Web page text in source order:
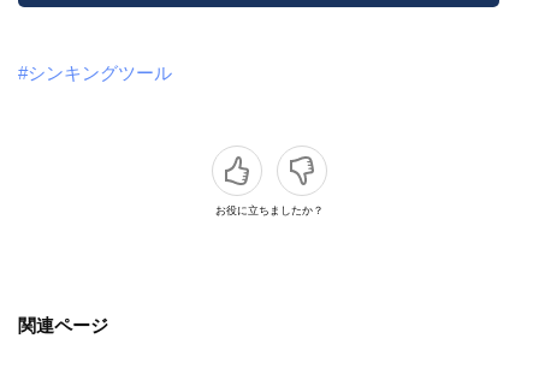
#シンキングツール
お役に立ちましたか？
関連ページ